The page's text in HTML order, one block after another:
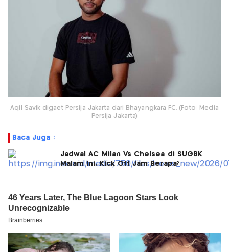
Aqil Savik digaet Persija Jakarta dari Bhayangkara FC. (Foto: Media
Persija Jakarta)
Baca Juga :
Jadwal AC Milan Vs Chelsea di SUGBK
Malam Ini, Kick Off Jam Berapa?